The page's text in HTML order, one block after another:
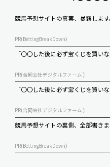
競馬予想サイトの真実、暴露します
PR(BettingBreakDown)
「〇〇した後に必ず宝くじを買い
PR(合同会社デジタルファーム )
「〇〇した後に必ず宝くじを買い
PR(合同会社デジタルファーム )
競馬予想サイトの裏側、全部書きま
PR(BettingBreakDown)